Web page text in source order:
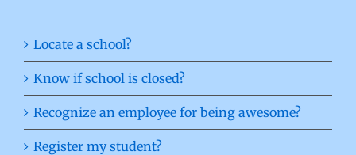
Locate a school?
Know if school is closed?
Recognize an employee for being awesome?
Register my student?